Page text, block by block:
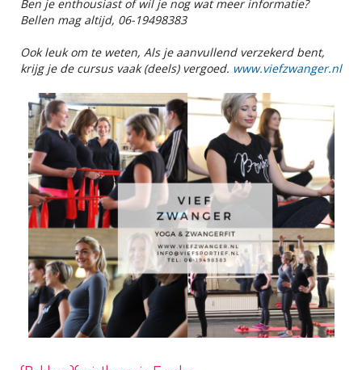
Ben je enthousiast of wil je nog wat meer informatie?
Bellen mag altijd, 06-19498383
Ook leuk om te weten, Als je aanvullend verzekerd bent,
krijg je de cursus vaak (deels) vergoed. www.viefzwanger.nl